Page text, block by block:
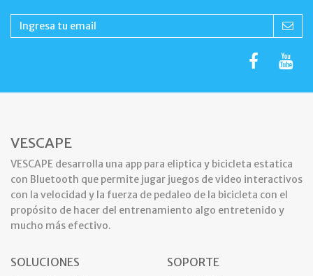
VESCAPE
VESCAPE desarrolla una app para eliptica y bicicleta estatica
con Bluetooth que permite jugar juegos de video interactivos
con la velocidad y la fuerza de pedaleo de la bicicleta con el
propósito de hacer del entrenamiento algo entretenido y
mucho más efectivo.
SOLUCIONES SOPORTE